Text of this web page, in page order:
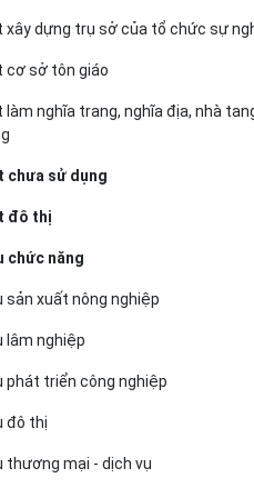
xây dựng trụ sở của tổ chức sự
cơ sở tôn giáo
làm nghĩa trang, nghĩa địa, nhà
chưa sử dụng
đô thị
chức năng
sản xuất nông nghiệp
lâm nghiệp
phát triển công nghiệp
đô thị
thương mại - dịch vụ